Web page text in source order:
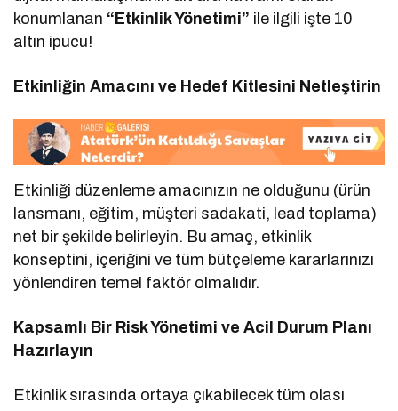
konumlanan “Etkinlik Yönetimi” ile ilgili işte 10
altın ipucu!
Etkinliğin Amacını ve Hedef Kitlesini Netleştirin
Etkinliği düzenleme amacınızın ne olduğunu (ürün
lansmanı, eğitim, müşteri sadakati, lead toplama)
net bir şekilde belirleyin. Bu amaç, etkinlik
konseptini, içeriğini ve tüm bütçeleme kararlarınızı
yönlendiren temel faktör olmalıdır.
Kapsamlı Bir Risk Yönetimi ve Acil Durum Planı
Hazırlayın
Etkinlik sırasında ortaya çıkabilecek tüm olası